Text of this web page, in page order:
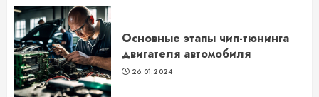
Основные этапы чип-тюнинга
двигателя автомобиля
26.01.2024